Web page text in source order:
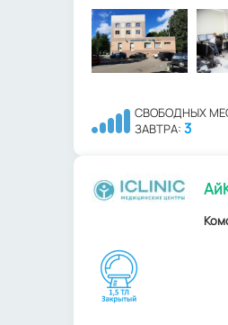
СВОБОДНЫХ
ЗАВТРА: 3